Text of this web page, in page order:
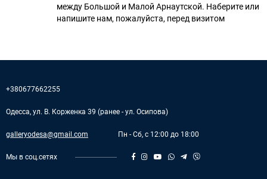
между Большой и Малой Арнаутской. Наберите или
напишите нам, пожалуйста, перед визитом
+380677662255
Одесса, ул. В. Корженка 39 (ранее - ул. Осипова)
galleryodesa@gmail.com Пн - Сб, с 12:00 до 18:00
Мы в соц.сетях